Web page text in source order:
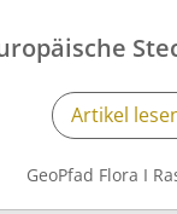
Artikel
GeoPfad Flora I